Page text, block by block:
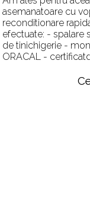
asemanatoare cu
reconditionare
efectuate: - spalare
de tinichigerie -
ORACAL -